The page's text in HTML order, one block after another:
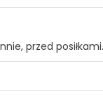
przed